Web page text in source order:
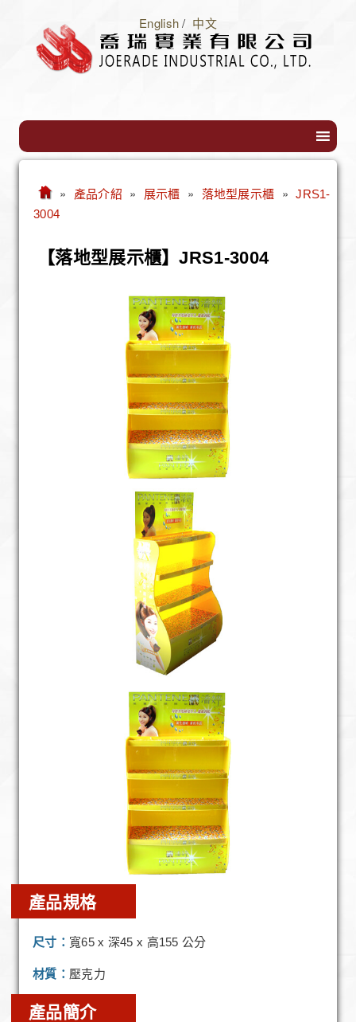
English/ 中文
» 產品介紹 » 展示櫃 » 落地型展示櫃 »
JRS1-
3004
【落地型展示櫃】JRS1-3004
產品規格
尺寸： 寬65 x 深45 x 高155 公分
材質： 壓克力
產品簡介